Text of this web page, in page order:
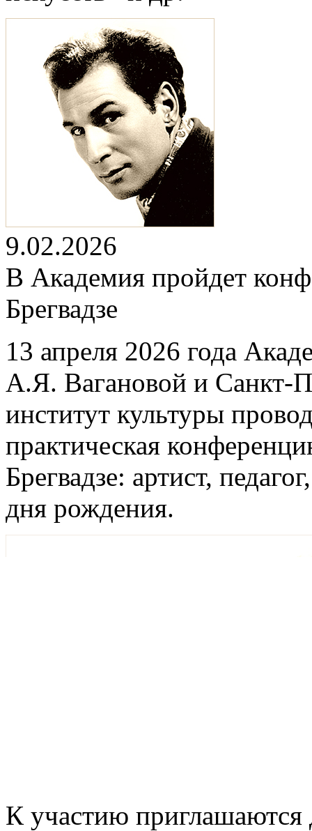
9.02.2026
В Академия пройдет
Брегвадзе
13 апреля 2026 года
А.Я. Вагановой и Санкт-
институт культуры
практическая
Брегвадзе: артист,
дня рождения.
К участию приглашаются